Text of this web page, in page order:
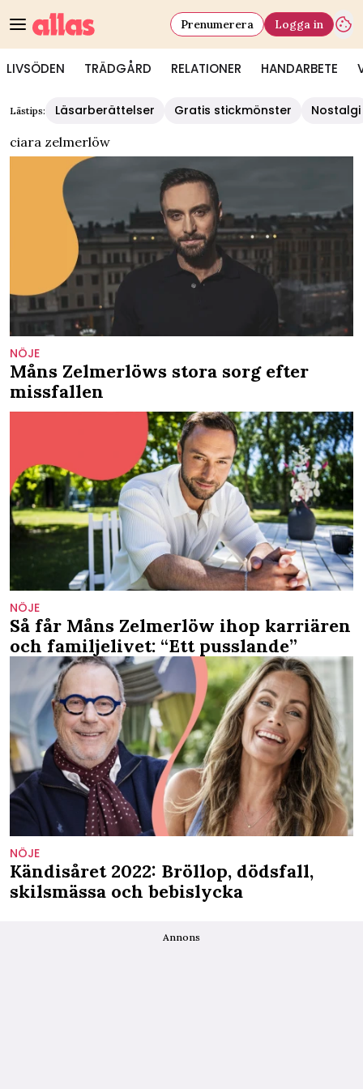
LIVSÖDEN TRÄDGÅRD RELATIONER HANDARBETE
Prenumerera Logga in
Lästips: Läsarberättelser Gratis stickmönster
Nostalgi
ciara zelmerlöw
NÖJE
Måns Zelmerlöws stora sorg efter
missfallen
NÖJE
Så får Måns Zelmerlöw ihop karriären
och familjelivet: “Ett pusslande”
NÖJE
Kändisåret 2022: Bröllop, dödsfall,
skilsmässa och bebislycka
Annons